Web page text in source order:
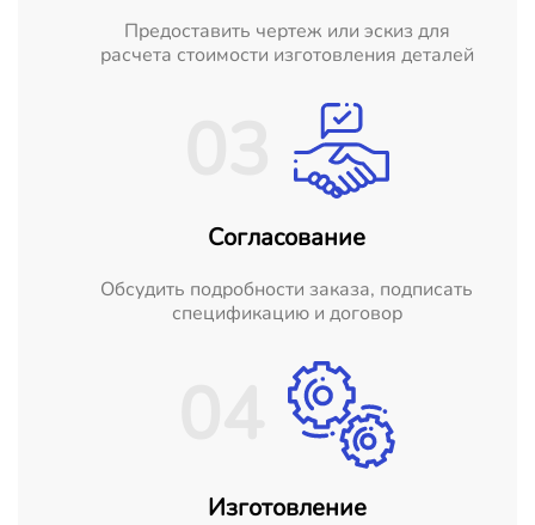
Предоставить чертеж или эскиз для
расчета стоимости изготовления деталей
Согласование
Обсудить подробности заказа, подписать
спецификацию и договор
Изготовление